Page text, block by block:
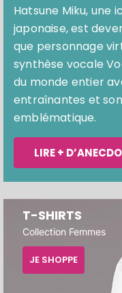
Hatsune Miku, une
japonaise, est
que personnage
synthèse vocale
du monde entier
entraînantes et
emblématique.
LIRE +
T-SHIRTS
Collection Femmes
JE SHOPPE